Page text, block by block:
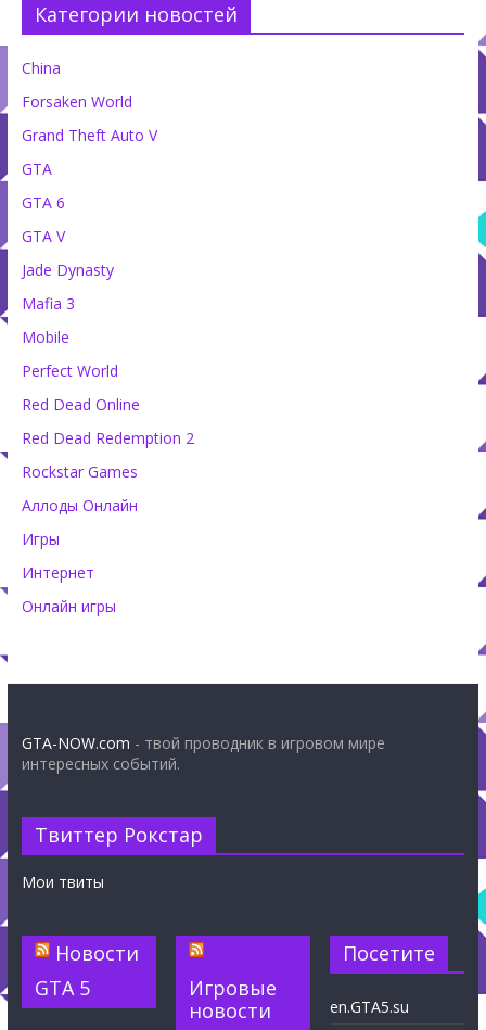
Категории новостей
China
Forsaken World
Grand Theft Auto V
GTA
GTA 6
GTA V
Jade Dynasty
Mafia 3
Mobile
Perfect World
Red Dead Online
Red Dead Redemption 2
Rockstar Games
Аллоды Онлайн
Игры
Интернет
Онлайн игры
GTA-NOW.com - твой проводник в игровом мире
интересных событий.
Твиттер Рокстар
Мои твиты
Новости
GTA 5
Игровые
новости
Посетите
en.GTA5.su